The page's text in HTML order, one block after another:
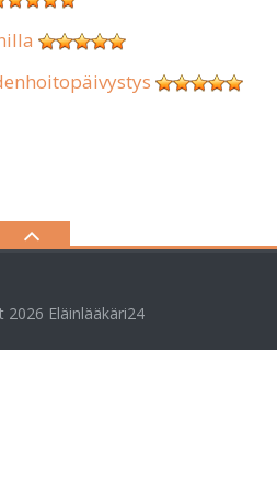
2026 Eläinlääkäri24